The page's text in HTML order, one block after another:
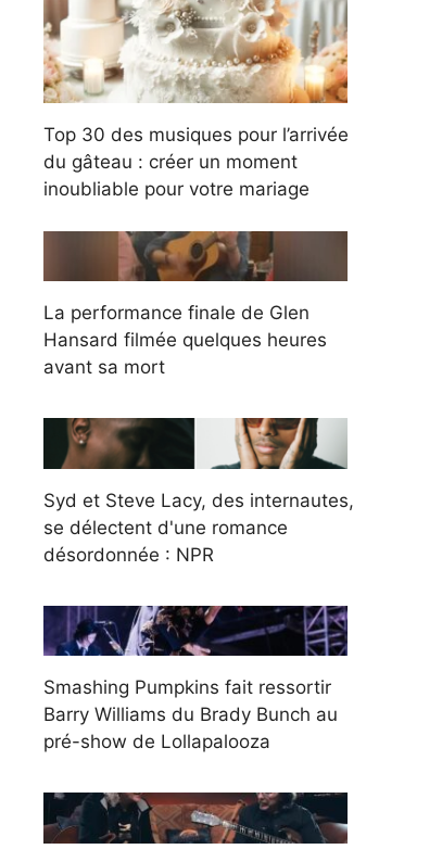
Top 30 des musiques pour l’arrivée
du gâteau : créer un moment
inoubliable pour votre mariage
La performance finale de Glen
Hansard filmée quelques heures
avant sa mort
Syd et Steve Lacy, des internautes,
se délectent d'une romance
désordonnée : NPR
Smashing Pumpkins fait ressortir
Barry Williams du Brady Bunch au
pré-show de Lollapalooza